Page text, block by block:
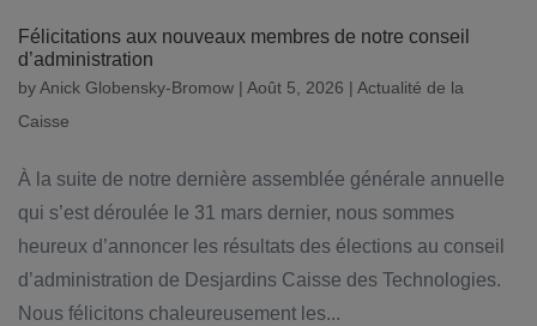
Félicitations aux nouveaux membres de notre conseil
d’administration
byAnick Globensky-Bromow | Août 5, 2026 | Actualité de la
Caisse
À la suite de notre dernière assemblée générale annuelle
qui s’est déroulée le 31 mars dernier, nous sommes
heureux d’annoncer les résultats des élections au conseil
d’administration de Desjardins Caisse des Technologies.
Nous félicitons chaleureusement les...